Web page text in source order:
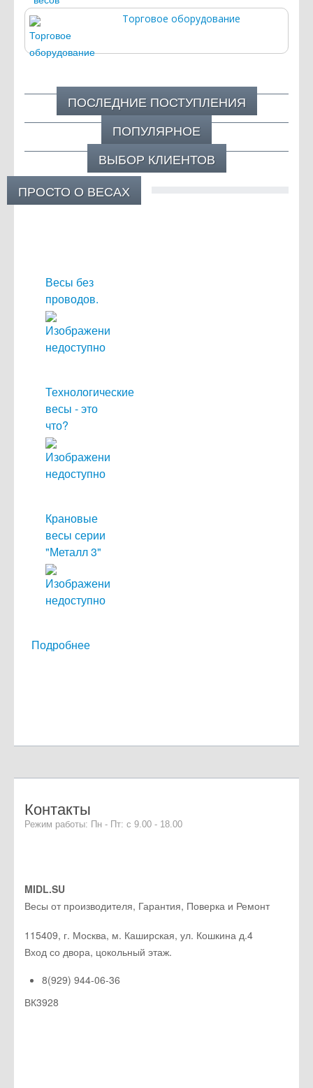
Торговое оборудование
ПОСЛЕДНИЕ ПОСТУПЛЕНИЯ
ПОПУЛЯРНОЕ
ВЫБОР КЛИЕНТОВ
ПРОСТО О ВЕСАХ
Весы без
проводов.
Технологические
весы - это
что?
Крановые
весы серии
"Металл 3"
Подробнее
Контакты
Режим работы: Пн - Пт: с 9.00 - 18.00
MIDL.SU
Весы от производителя, Гарантия, Поверка и Ремонт
115409, г. Москва, м. Каширская, ул. Кошкина д.4
Вход со двора, цокольный этаж.
8(929) 944-06-36
ВК3928